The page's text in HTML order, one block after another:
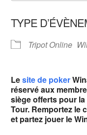
TYPE
Tripot Online
Lesite de poker
réservé aux
siège offerts pour
Tour. Remportez le
et partez jouer le